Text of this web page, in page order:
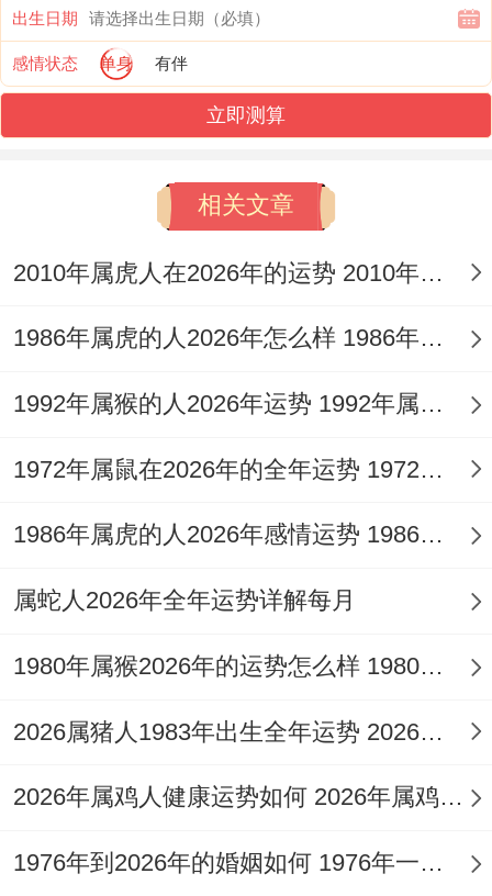
旧爱回头要警惕手机屏保换蓝天白云图
6月说错话得罪领导随身带薄荷糖管住嘴,7
月***机遇找上门行李箱备我国结护平安
8月奖金拿到手软钱包里放五帝钱。9月孩子
教育起冲突全家佩戴生肖兔挂件
10月老房子要翻修动工选辰时吉日、11月捡
发提醒各位:东南方太岁位今年千万别堆放杂
物。最佳摆放绿色植物化解煞气。
放铜葫芦~既能防小人又能聚财气！在这说
明了什么？
生肖吉祥物的选择有讲究;属羊人佩戴金吉显
不管是属蛇还是属羊的朋友,2025年都是得
主动出击的年份。建议每月初制定"运势攻
说签约选财神日 -表白挑红鸾时就连健身都
出生日期
感情状态 单身 有伴
立即测算
相关文章
2010年属虎人在2026年的运势 2010年属虎人2026
1986年属虎的人2026年怎么样 1986年属虎的5位吉利数字
1992年属猴的人2026年运势 1992年属猴人2026年运势及运程
1972年属鼠在2026年的全年运势 1972年属鼠在52岁后的运气
1986年属虎的人2026年感情运势 1986年属虎的人这一生婚姻怎么样
属蛇人2026年全年运势详解每月
1980年属猴2026年的运势怎么样 1980年属猴人2月份运程
2026属猪人1983年出生全年运势 2026属猪人的全年运势
2026年属鸡人健康运势如何 2026年属鸡人的全年运势如何
1976年到2026年的婚姻如何 1976年一生婚姻状况